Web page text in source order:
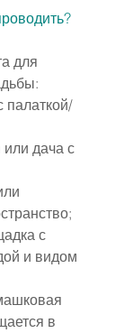
для
палаткой/
дача с
с
и видом
в